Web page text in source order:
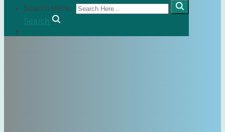
Search Here...
Search